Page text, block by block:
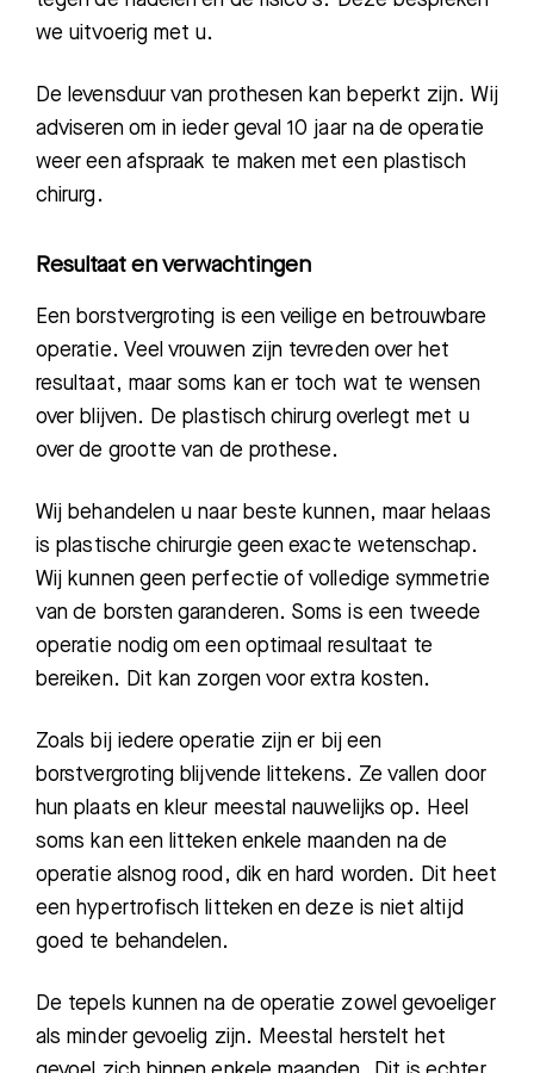
we uitvoerig met u.
De levensduur van prothesen kan beperkt zijn. Wij
adviseren om in ieder geval 10 jaar na de operatie
weer een afspraak te maken met een plastisch
chirurg.
Resultaat en verwachtingen
Een borstvergroting is een veilige en betrouwbare
operatie. Veel vrouwen zijn tevreden over het
resultaat, maar soms kan er toch wat te wensen
over blijven. De plastisch chirurg overlegt met u
over de grootte van de prothese.
Wij behandelen u naar beste kunnen, maar helaas
is plastische chirurgie geen exacte wetenschap.
Wij kunnen geen perfectie of volledige symmetrie
van de borsten garanderen. Soms is een tweede
operatie nodig om een optimaal resultaat te
bereiken. Dit kan zorgen voor extra kosten.
Zoals bij iedere operatie zijn er bij een
borstvergroting blijvende littekens. Ze vallen door
hun plaats en kleur meestal nauwelijks op. Heel
soms kan een litteken enkele maanden na de
operatie alsnog rood, dik en hard worden. Dit heet
een hypertrofisch litteken en deze is niet altijd
goed te behandelen.
De tepels kunnen na de operatie zowel gevoeliger
als minder gevoelig zijn. Meestal herstelt het